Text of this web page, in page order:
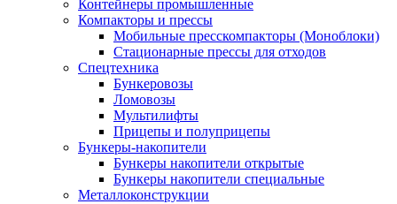
Контейнеры промышленные
Компакторы и прессы
Мобильные пресскомпакторы (Моноблоки)
Стационарные прессы для отходов
Спецтехника
Бункеровозы
Ломовозы
Мультилифты
Прицепы и полуприцепы
Бункеры-накопители
Бункеры накопители открытые
Бункеры накопители специальные
Металлоконструкции